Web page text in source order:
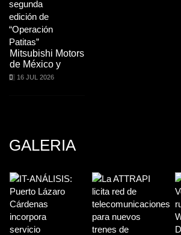
Mitsubishi Motors
de México y
16 JUL 2026
GALERIA